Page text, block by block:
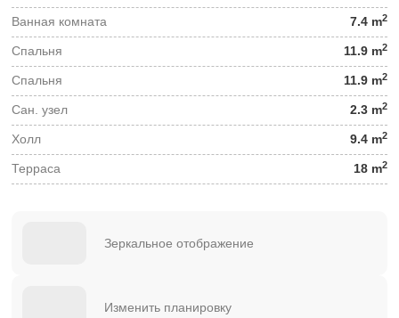
Ванная комната 7.4 m2
Спальня 11.9 m2
Спальня 11.9 m2
Сан. узел 2.3 m2
Холл 9.4 m2
Терраса 18 m2
Зеркальное отображение
Изменить планировку